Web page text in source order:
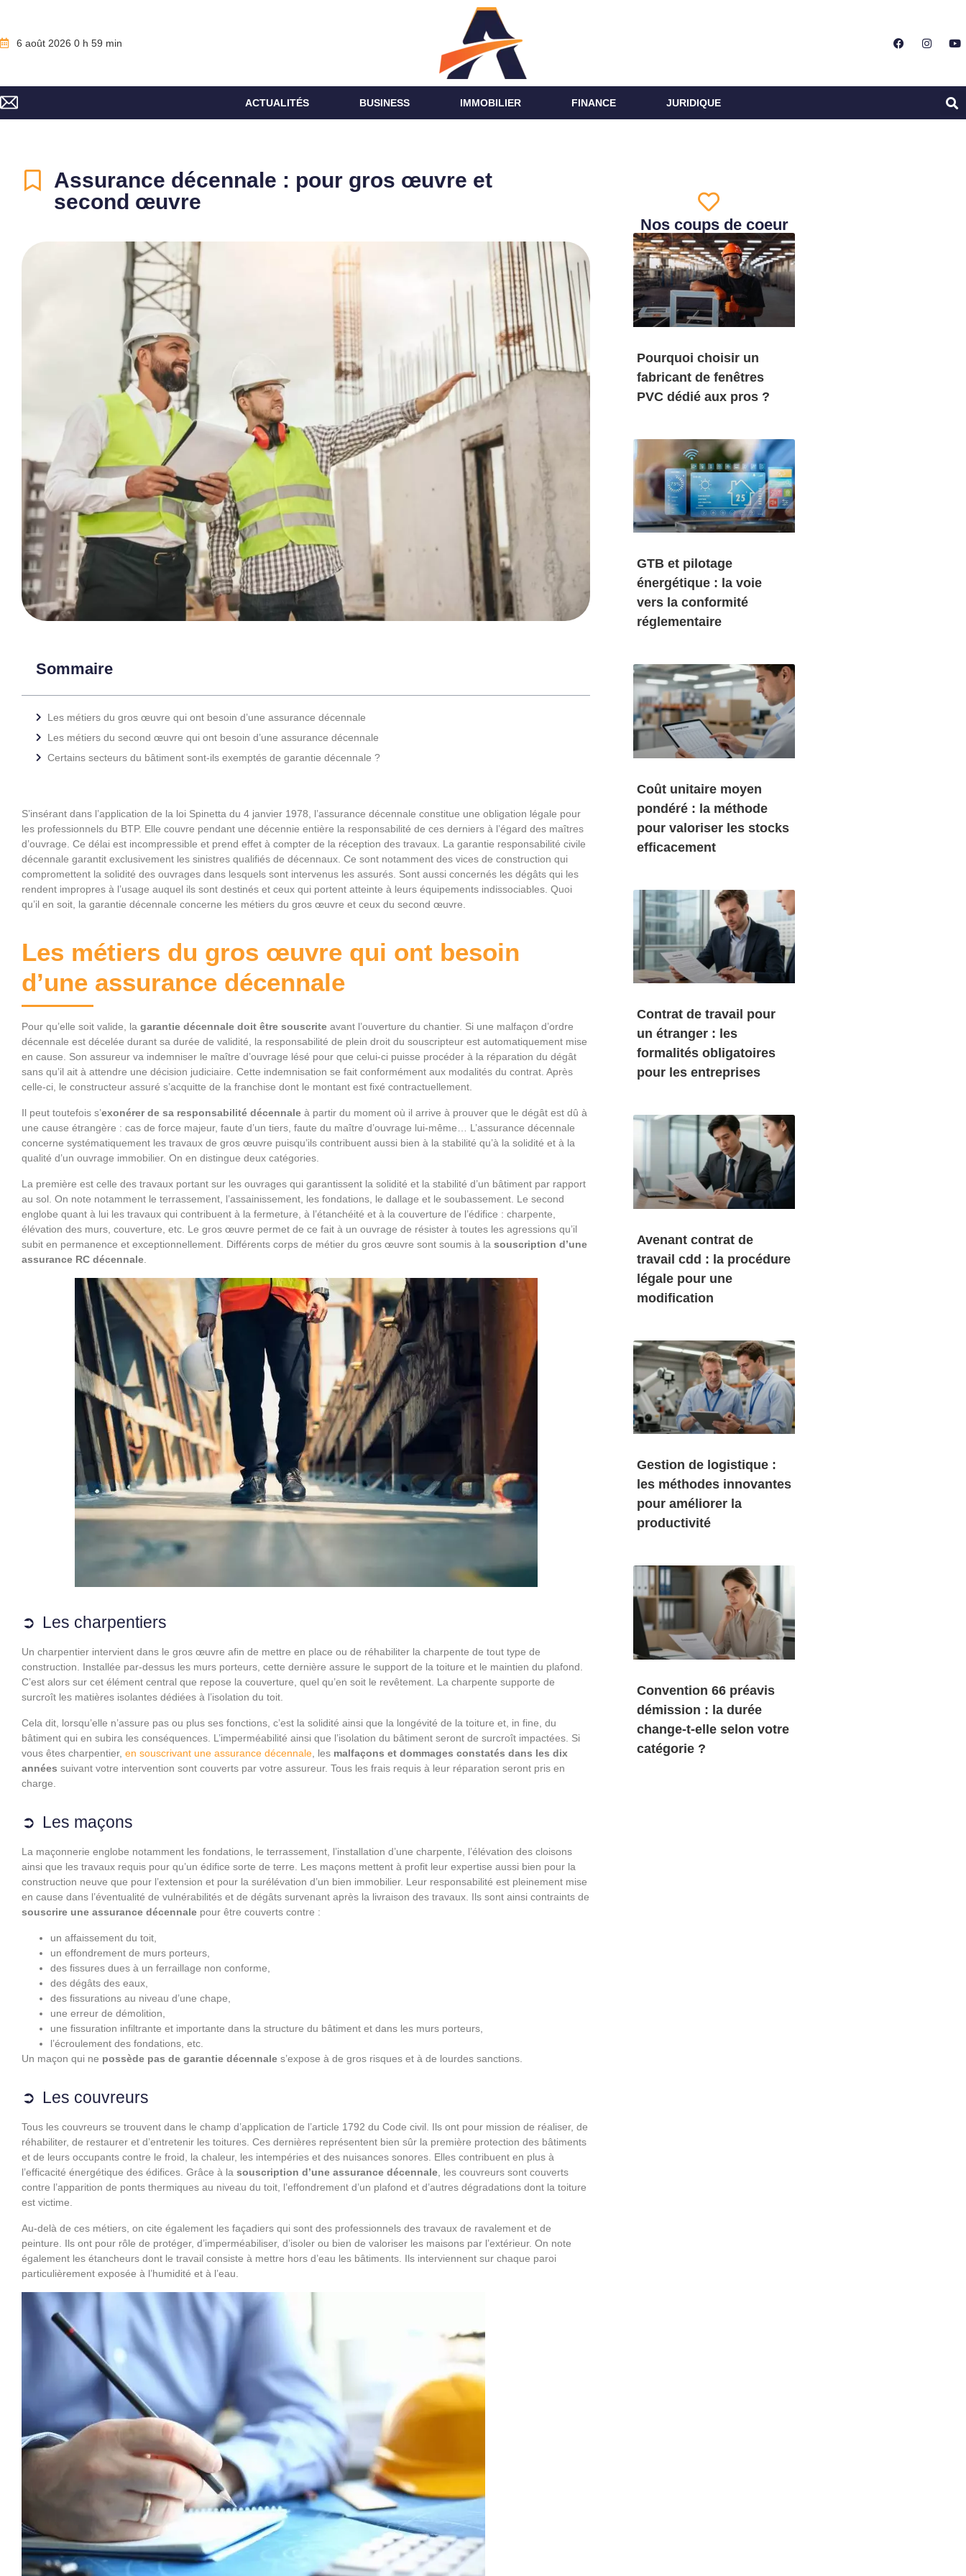
6 août 2026 0 h 59 min
ACTUALITÉS BUSINESS IMMOBILIER FINANCE JURIDIQUE
Assurance décennale : pour gros œuvre et
second œuvre
Sommaire
Les métiers du gros œuvre qui ont besoin d’une assurance décennale
Les métiers du second œuvre qui ont besoin d’une assurance décennale
Certains secteurs du bâtiment sont-ils exemptés de garantie décennale ?
S’insérant dans l’application de la loi Spinetta du 4 janvier 1978, l’assurance décennale constitue une obligation légale pour
les professionnels du BTP. Elle couvre pendant une décennie entière la responsabilité de ces derniers à l’égard des maîtres
d’ouvrage. Ce délai est incompressible et prend effet à compter de la réception des travaux. La garantie responsabilité civile
décennale garantit exclusivement les sinistres qualifiés de décennaux. Ce sont notamment des vices de construction qui
compromettent la solidité des ouvrages dans lesquels sont intervenus les assurés. Sont aussi concernés les dégâts qui les
rendent impropres à l’usage auquel ils sont destinés et ceux qui portent atteinte à leurs équipements indissociables. Quoi
qu’il en soit, la garantie décennale concerne les métiers du gros œuvre et ceux du second œuvre.
Les métiers du gros œuvre qui ont besoin
d’une assurance décennale
Pour qu’elle soit valide, la garantie décennale doit être souscrite avant l’ouverture du chantier. Si une malfaçon d’ordre
décennale est décelée durant sa durée de validité, la responsabilité de plein droit du souscripteur est automatiquement mise
en cause. Son assureur va indemniser le maître d’ouvrage lésé pour que celui-ci puisse procéder à la réparation du dégât
sans qu’il ait à attendre une décision judiciaire. Cette indemnisation se fait conformément aux modalités du contrat. Après
celle-ci, le constructeur assuré s’acquitte de la franchise dont le montant est fixé contractuellement.
Il peut toutefois s’exonérer de sa responsabilité décennale à partir du moment où il arrive à prouver que le dégât est dû à
une cause étrangère : cas de force majeur, faute d’un tiers, faute du maître d’ouvrage lui-même… L’assurance décennale
concerne systématiquement les travaux de gros œuvre puisqu’ils contribuent aussi bien à la stabilité qu’à la solidité et à la
qualité d’un ouvrage immobilier. On en distingue deux catégories.
La première est celle des travaux portant sur les ouvrages qui garantissent la solidité et la stabilité d’un bâtiment par rapport
au sol. On note notamment le terrassement, l’assainissement, les fondations, le dallage et le soubassement. Le second
englobe quant à lui les travaux qui contribuent à la fermeture, à l’étanchéité et à la couverture de l’édifice : charpente,
élévation des murs, couverture, etc. Le gros œuvre permet de ce fait à un ouvrage de résister à toutes les agressions qu’il
subit en permanence et exceptionnellement. Différents corps de métier du gros œuvre sont soumis à la souscription d’une
assurance RC décennale
Les charpentiers
Un charpentier intervient dans le gros œuvre afin de mettre en place ou de réhabiliter la charpente de tout type de
construction. Installée par-dessus les murs porteurs, cette dernière assure le support de la toiture et le maintien du plafond.
C’est alors sur cet élément central que repose la couverture, quel qu’en soit le revêtement. La charpente supporte de
surcroît les matières isolantes dédiées à l’isolation du toit.
Cela dit, lorsqu’elle n’assure pas ou plus ses fonctions, c’est la solidité ainsi que la longévité de la toiture et, in fine, du
bâtiment qui en subira les conséquences. L’imperméabilité ainsi que l’isolation du bâtiment seront de surcroît impactées. Si
vous êtes charpentier, en souscrivant une assurance décennale , les malfaçons et dommages constatés dans les dix
années suivant votre intervention sont couverts par votre assureur. Tous les frais requis à leur réparation seront pris en
charge.
Les maçons
La maçonnerie englobe notamment les fondations, le terrassement, l’installation d’une charpente, l’élévation des cloisons
ainsi que les travaux requis pour qu’un édifice sorte de terre. Les maçons mettent à profit leur expertise aussi bien pour la
construction neuve que pour l’extension et pour la surélévation d’un bien immobilier. Leur responsabilité est pleinement mise
en cause dans l’éventualité de vulnérabilités et de dégâts survenant après la livraison des travaux. Ils sont ainsi contraints de
souscrire une assurance décennale pour être couverts contre :
un affaissement du toit,
un effondrement de murs porteurs,
des fissures dues à un ferraillage non conforme,
des dégâts des eaux,
des fissurations au niveau d’une chape,
une erreur de démolition,
une fissuration infiltrante et importante dans la structure du bâtiment et dans les murs porteurs,
l’écroulement des fondations, etc.
Un maçon qui ne possède pas de garantie décennale s’expose à de gros risques et à de lourdes sanctions.
Les couvreurs
Tous les couvreurs se trouvent dans le champ d’application de l’article 1792 du Code civil. Ils ont pour mission de réaliser, de
réhabiliter, de restaurer et d’entretenir les toitures. Ces dernières représentent bien sûr la première protection des bâtiments
et de leurs occupants contre le froid, la chaleur, les intempéries et des nuisances sonores. Elles contribuent en plus à
l’efficacité énergétique des édifices. Grâce à la souscription d’une assurance décennale , les couvreurs sont couverts
contre l’apparition de ponts thermiques au niveau du toit, l’effondrement d’un plafond et d’autres dégradations dont la toiture
est victime.
Au-delà de ces métiers, on cite également les façadiers qui sont des professionnels des travaux de ravalement et de
peinture. Ils ont pour rôle de protéger, d’imperméabiliser, d’isoler ou bien de valoriser les maisons par l’extérieur. On note
également les étancheurs dont le travail consiste à mettre hors d’eau les bâtiments. Ils interviennent sur chaque paroi
particulièrement exposée à l’humidité et à l’eau.
Nos coups de coeur
Pourquoi choisir un
fabricant de fenêtres
PVC dédié aux pros ?
GTB et pilotage
énergétique : la voie
vers la conformité
réglementaire
Coût unitaire moyen
pondéré : la méthode
pour valoriser les stocks
efficacement
Contrat de travail pour
un étranger : les
formalités obligatoires
pour les entreprises
Avenant contrat de
travail cdd : la procédure
légale pour une
modification
Gestion de logistique :
les méthodes innovantes
pour améliorer la
productivité
Convention 66 préavis
démission : la durée
change-t-elle selon votre
catégorie ?